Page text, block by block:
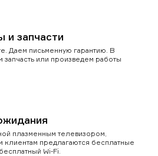
и запчасти
Даем письменную гарантию. В
или произведем работы
плазменным телевизором,
клиентам предлагаются бесплатные
Wi-Fi.